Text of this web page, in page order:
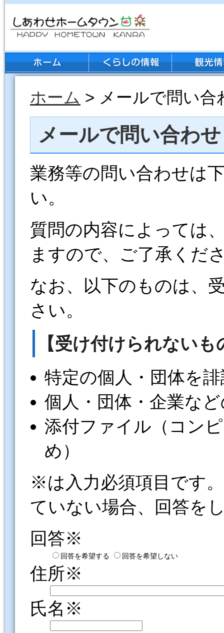
ホーム > メールで問い合
メールで問い合わせ
業務等の問い合わせは
い。
質問の内容によっては
ますので、ご了承くだ
なお、以下のものは、
さい。
【受け付けられないも
特定の個人・団体を
個人・団体・企業な
添付ファイル（コン
め）
※は入力必須項目です
ていない場合、回答を
回答※
回答を希望する 回答を希望しない
住所※
氏名※